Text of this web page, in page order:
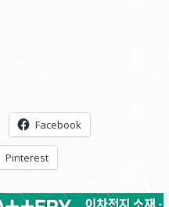
Facebook
Pinterest